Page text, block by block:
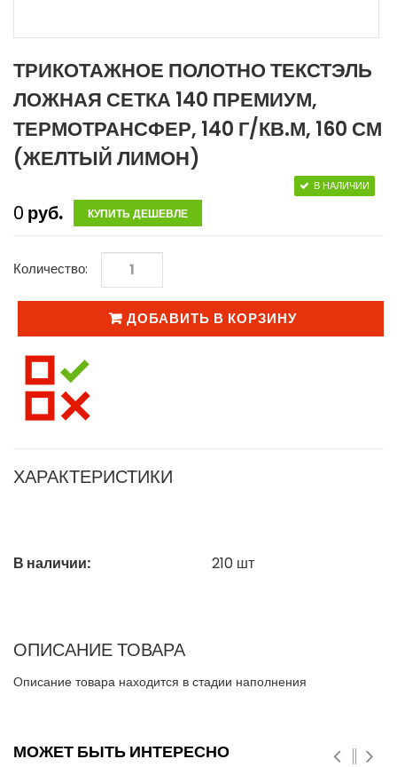
ТРИКОТАЖНОЕ ПОЛОТНО ТЕКСТЭЛЬ
ЛОЖНАЯ СЕТКА 140 ПРЕМИУМ,
ТЕРМОТРАНСФЕР, 140 Г/КВ.М, 160 СМ
(ЖЕЛТЫЙ ЛИМОН)
0 руб. КУПИТЬ ДЕШЕВЛЕ
В НАЛИЧИИ
Количество:
ДОБАВИТЬ В КОРЗИНУ
ХАРАКТЕРИСТИКИ
В наличии: 210 шт
ОПИСАНИЕ ТОВАРА
Описание товара находится в стадии наполнения
МОЖЕТ БЫТЬ ИНТЕРЕСНО